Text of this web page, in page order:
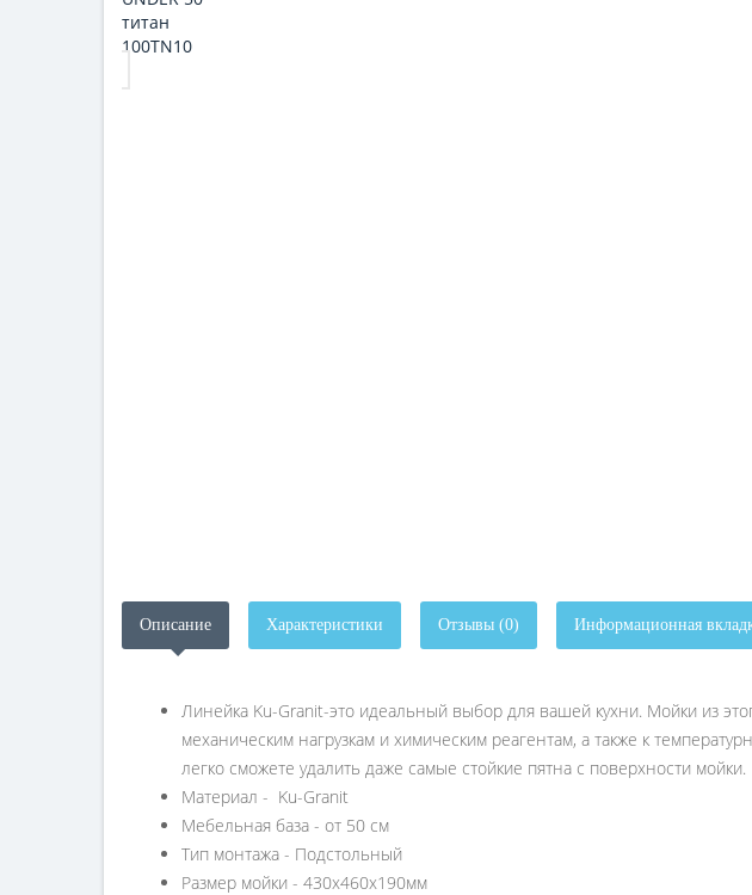
Описание Характеристики Отзывы (0) Информационная
Линейка Ku-Granit-это идеальный выбор для вашей кухни. Мойки из
механическим нагрузкам и химическим реагентам, а также к
легко сможете удалить даже самые стойкие пятна с поверхности мойки.
Материал - Ku-Granit
Мебельная база - от 50 см
Тип монтажа - Подстольный
Размер мойки - 430х460х190мм